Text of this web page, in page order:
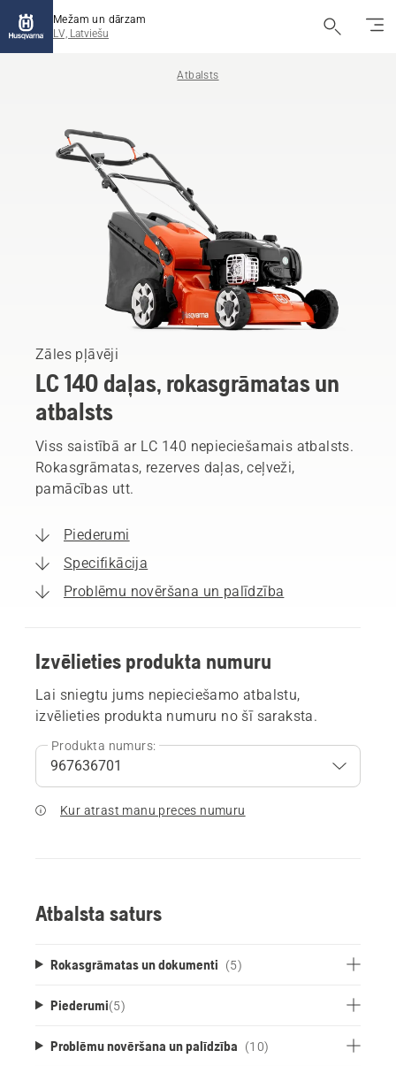
Mežam un dārzam
LV, Latviešu
Atbalsts
Zāles pļāvēji
LC 140 daļas, rokasgrāmatas un
atbalsts
Viss saistībā ar LC 140 nepieciešamais atbalsts.
Rokasgrāmatas, rezerves daļas, ceļveži,
pamācības utt.
Piederumi
Specifikācija
Problēmu novēršana un palīdzība
Izvēlieties produkta numuru
Lai sniegtu jums nepieciešamo atbalstu,
izvēlieties produkta numuru no šī saraksta.
Produkta numurs:
Kur atrast manu preces numuru
Atbalsta saturs
Rokasgrāmatas un dokumenti (5)
Piederumi(5)
Problēmu novēršana un palīdzība (10)